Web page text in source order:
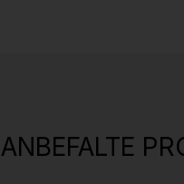
ANBEFALTE
grått fotkryss, Pent brukt